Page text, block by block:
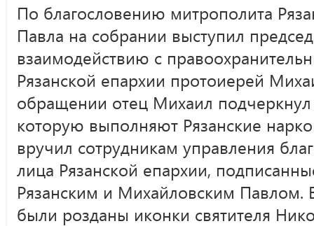
По благословению митрополита
Павла на собрании выступил
взаимодействию с
Рязанской епархии протоиерей
обращении отец Михаил
которую выполняют Рязанские
вручил сотрудникам управления
лица Рязанской епархии,
Рязанским и Михайловским Павлом.
были розданы иконки святителя